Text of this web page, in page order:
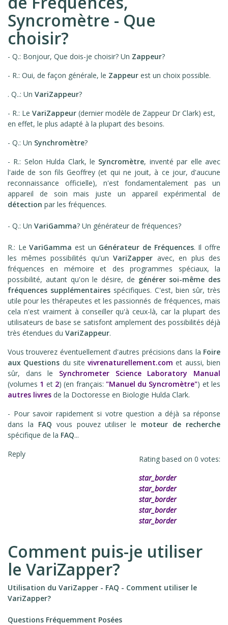
Syncromètre - Que
choisir?
- Q.: Bonjour, Que dois-je choisir? Un Zappeur?
- R.: Oui, de façon générale, le Zappeur est un choix possible.
. Q..: Un VariZappeur?
- R.: Le VariZappeur (dernier modèle de Zappeur Dr Clark) est,
en effet, le plus adapté à la plupart des besoins.
- Q.: Un Synchromètre?
- R.: Selon Hulda Clark, le Syncromètre, inventé par elle avec
l'aide de son fils Geoffrey (et qui ne jouit, à ce jour, d'aucune
reconnaissance officielle), n'est fondamentalement pas un
appareil de soin mais juste un appareil expérimental de
détection par les fréquences.
- Q.: Un VariGamma? Un générateur de fréquences?
R.: LeVariGammaest un Générateur de Fréquences. Il offre
les mêmes possibilités qu'un VariZapper avec, en plus des
fréquences en mémoire et des programmes spéciaux, la
possibilité, autant qu'on le désire, de générer soi-même des
fréquences supplémentairesspécifiques. C'est, bien sûr, très
utile pour les thérapeutes et les passionnés de fréquences, mais
cela n'est vraiment à conseiller qu'à ceux-là, car la plupart des
utilisateurs de base se satisfont amplement des possibilités déjà
très étendues du VariZappeur.
Vous trouverez éventuellement d'autres précisions dans la Foire
aux Questions du sitevivrenaturellement.com et aussi, bien
sûr, dans le Synchrometer Science Laboratory Manual
(volumes 1 et 2) (en français: "Manuel du Syncromètre") et les
autres livres de la Doctoresse en Biologie Hulda Clark.
- Pour savoir rapidement si votre question a déjà sa réponse
dans la FAQ vous pouvez utiliser le moteur de recherche
spécifique de la FAQ...
Rating based on 0 votes:
star_border
star_border
star_border
star_border
star_border
Reply
Comment puis-je utiliser
le VariZapper?
Utilisation du VariZapper - FAQ - Comment utiliser le
VariZapper?
Questions Fréquemment Posées